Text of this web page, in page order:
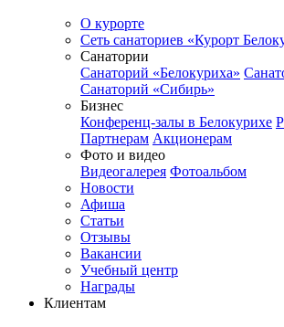
О курорте
Сеть санаториев «Курорт
Санатории
Санаторий «Белокуриха»
Санаторий «Сибирь»
Бизнес
Конференц-залы в Белокурихе
Партнерам Акционерам
Фото и видео
Видеогалерея Фотоальбом
Новости
Афиша
Статьи
Отзывы
Вакансии
Учебный центр
Награды
Клиентам